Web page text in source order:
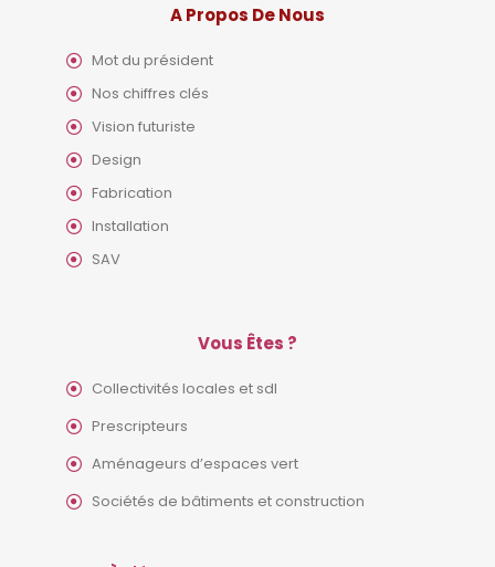
A Propos De Nous
Mot du président
Nos chiffres clés
Vision futuriste
Design
Fabrication
Installation
SAV
Vous Êtes ?
Collectivités locales et sdl
Prescripteurs
Aménageurs d’espaces vert
Sociétés de bâtiments et construction